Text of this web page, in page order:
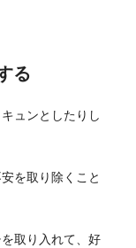
る
ュンとしたりし
を取り除くこと
取り入れて、好